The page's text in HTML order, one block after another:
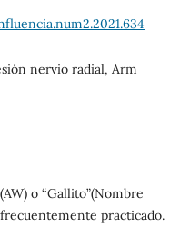
nervio radial, Arm
o “Gallito”(Nombre
practicado.